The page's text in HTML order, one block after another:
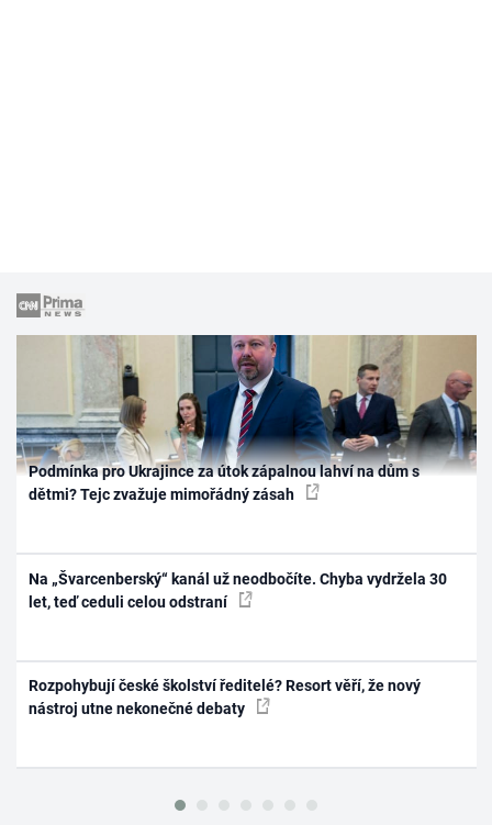
Podmínka pro Ukrajince za útok zápalnou lahví na dům s
dětmi? Tejc zvažuje mimořádný zásah
Na „Švarcenberský“ kanál už neodbočíte. Chyba vydržela 30
let, teď ceduli celou odstraní
Rozpohybují české školství ředitelé? Resort věří, že nový
nástroj utne nekonečné debaty